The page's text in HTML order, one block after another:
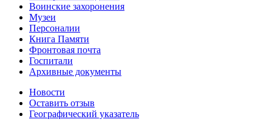
Воинские захоронения
Музеи
Персоналии
Книга Памяти
Фронтовая почта
Госпитали
Архивные документы
Новости
Оставить отзыв
Географический указатель